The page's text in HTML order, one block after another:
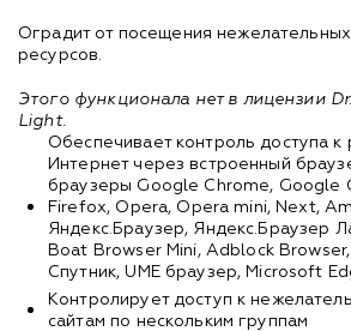
Оградит от посещения
ресурсов.
Этого функционала нет в лицензии
Light.
Обеспечивает контроль доступа к
Интернет через встроенный
браузеры Google Chrome, Google
Firefox, Opera, Opera mini, Next,
Яндекс.Браузер, Яндекс.Браузер
Boat Browser Mini, Adblock
Спутник, UME браузер, Microsoft
Контролирует доступ к
сайтам по нескольким группам